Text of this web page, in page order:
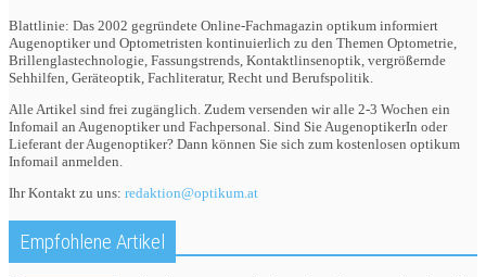
Blattlinie: Das 2002 gegründete Online-Fachmagazin optikum informiert
Augenoptiker und Optometristen kontinuierlich zu den Themen Optometrie,
Brillenglastechnologie, Fassungstrends, Kontaktlinsenoptik, vergrößernde
Sehhilfen, Geräteoptik, Fachliteratur, Recht und Berufspolitik.
Alle Artikel sind frei zugänglich. Zudem versenden wir alle 2-3 Wochen ein
Infomail an Augenoptiker und Fachpersonal. Sind Sie AugenoptikerIn oder
Lieferant der Augenoptiker? Dann können Sie sich zum kostenlosen optikum
Infomail anmelden.
Ihr Kontakt zu uns: redaktion@optikum.at
Empfohlene Artikel